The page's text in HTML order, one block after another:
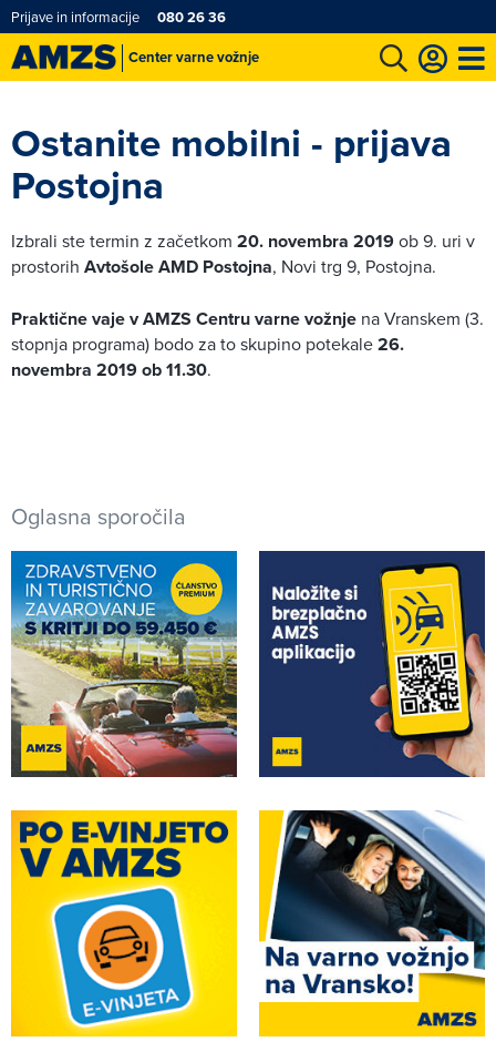
Center varne vožnje
Prijave in informacije 080 26 36
Ostanite mobilni - prijava
Postojna
Izbrali ste termin z začetkom 20. novembra 2019ob 9. uri v
prostorih Avtošole AMD Postojna, Novi trg 9, Postojna.
Praktične vaje v AMZS Centru varne vožnje na Vranskem (3.
stopnja programa) bodo za to skupino potekale26.
novembra 2019 ob 11.30.
Oglasna sporočila